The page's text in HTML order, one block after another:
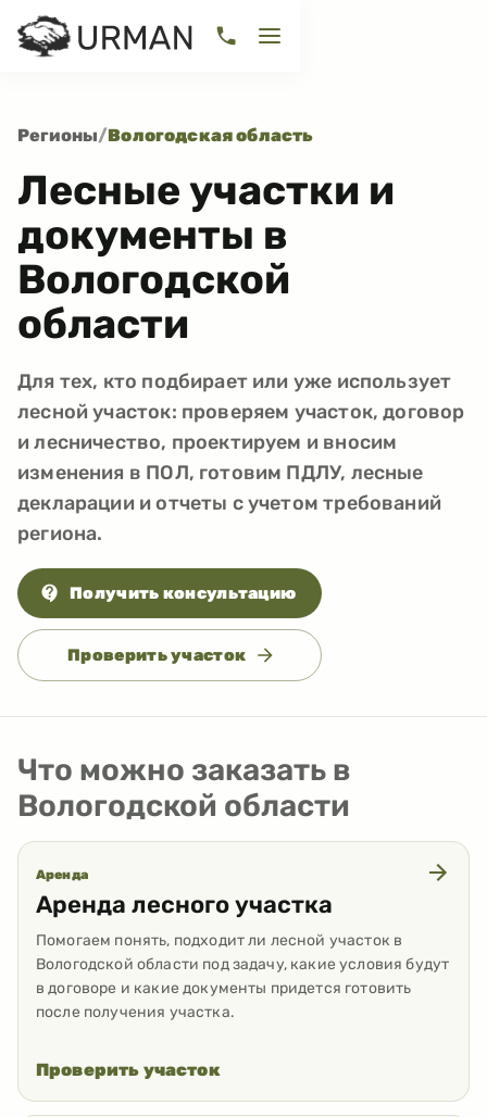
Регионы/Вологодская область
Лесные участки и
документы в
Вологодской
области
Для тех, кто подбирает или уже использует
лесной участок: проверяем участок, договор
и лесничество, проектируем и вносим
изменения в ПОЛ, готовим ПДЛУ, лесные
декларации и отчеты с учетом требований
региона.
Получить консультацию
Проверить участок
Что можно заказать в
Вологодской области
Аренда
Аренда лесного участка
Помогаем понять, подходит ли лесной участок в
Вологодской области под задачу, какие условия будут
в договоре и какие документы придется готовить
после получения участка.
Проверить участок